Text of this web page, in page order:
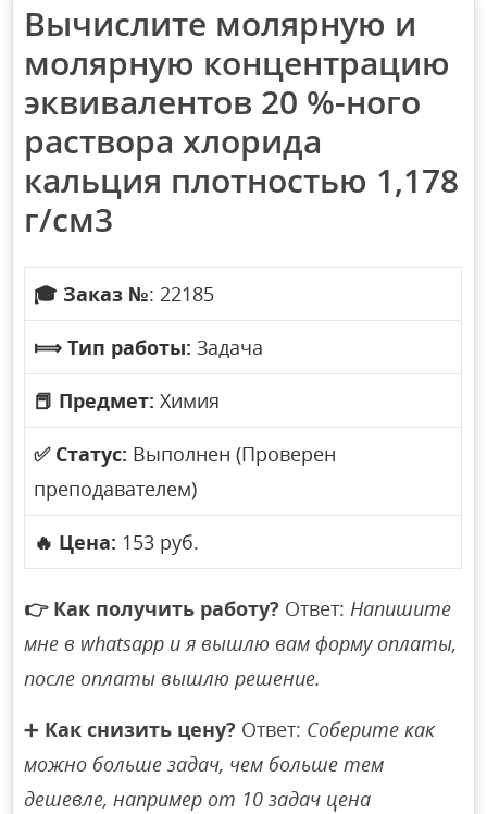
Вычислите молярную и
молярную концентрацию
эквивалентов 20 %-ного
раствора хлорида
кальция плотностью 1,178
г/см3
🎓 Заказ №: 22185
⟾ Тип работы: Задача
📕 Предмет: Химия
✅ Статус: Выполнен (Проверен
преподавателем)
🔥 Цена: 153 руб.
👉 Как получить работу? Ответ:Напишите
мне в whatsapp и я вышлю вам форму оплаты,
после оплаты вышлю решение.
➕ Как снизить цену? Ответ: Соберите как
можно больше задач, чем больше тем
дешевле, например от 10 задач цена